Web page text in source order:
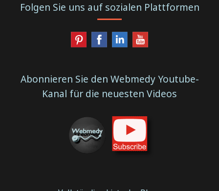
Folgen Sie uns auf sozialen Plattformen
Abonnieren Sie den Webmedy Youtube-
Kanal für die neuesten Videos